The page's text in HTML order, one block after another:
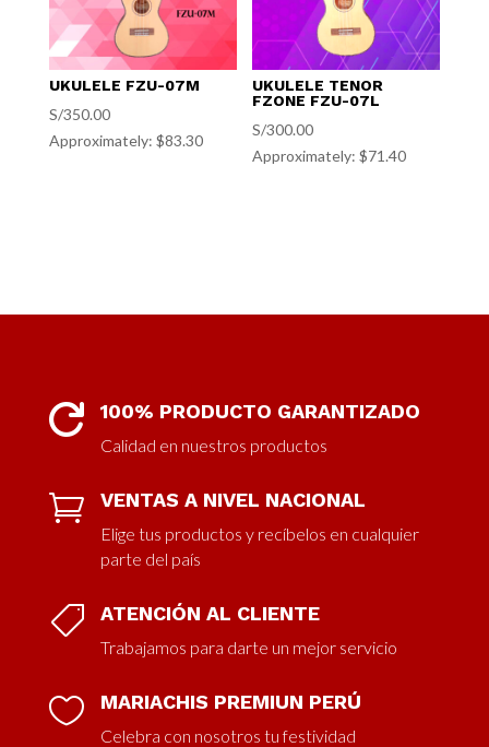
UKULELE FZU-07M
S/350.00
Approximately: $83.30
UKULELE TENOR
FZONE FZU-07L
S/300.00
Approximately: $71.40
 100% PRODUCTO GARANTIZADO
Calidad en nuestros productos
 VENTAS A NIVEL NACIONAL
Elige tus productos y recíbelos en cualquier
parte del país
 ATENCIÓN AL CLIENTE
Trabajamos para darte un mejor servicio
 MARIACHIS PREMIUN PERÚ
Celebra con nosotros tu festividad